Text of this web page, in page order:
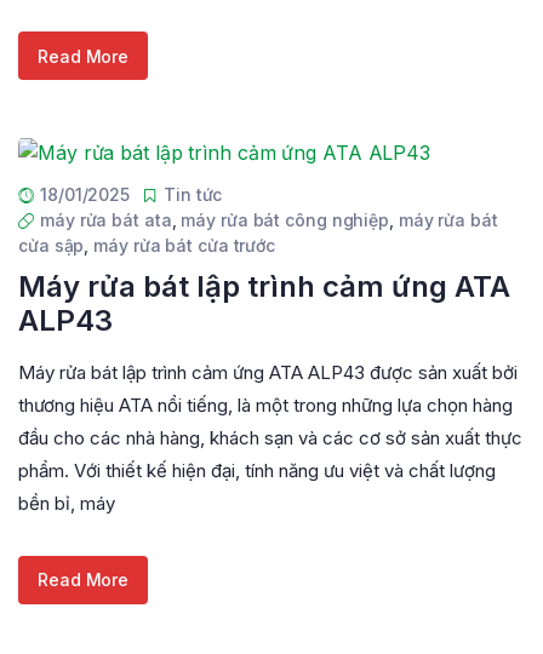
Read More
18/01/2025
Tin tức
máy rửa bát ata máy rửa bát công nghiệp máy rửa bát
cửa sập máy rửa bát cửa trước
Máy rửa bát lập trình cảm ứng ATA
ALP43
Máy rửa bát lập trình cảm ứng ATA ALP43 được sản xuất bởi
thương hiệu ATA nổi tiếng, là một trong những lựa chọn hàng
đầu cho các nhà hàng, khách sạn và các cơ sở sản xuất thực
phẩm. Với thiết kế hiện đại, tính năng ưu việt và chất lượng
bền bỉ, máy
Read More